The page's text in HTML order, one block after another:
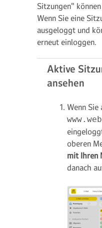
Sitzungen"
Wenn Sie eine
ausgeloggt und
erneut einloggen.
Aktive
ansehen
Wenn
oberen
mit Ihren
danach